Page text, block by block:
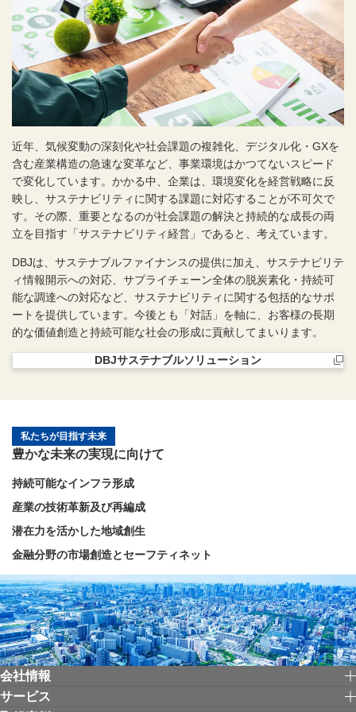
近年、気候変動の深刻化や社会課題の複雑化、デジタル化・GXを
含む産業構造の急速な変革など、事業環境はかつてないスピード
で変化しています。かかる中、企業は、環境変化を経営戦略に反
映し、サステナビリティに関する課題に対応することが不可欠で
す。その際、重要となるのが社会課題の解決と持続的な成長の両
立を目指す「サステナビリティ経営」であると、考えています。
DBJは、サステナブルファイナンスの提供に加え、サステナビリテ
ィ情報開示への対応、サプライチェーン全体の脱炭素化・持続可
能な調達への対応など、サステナビリティに関する包括的なサポ
ートを提供しています。今後とも「対話」を軸に、お客様の長期
的な価値創造と持続可能な社会の形成に貢献してまいります。
DBJサステナブルソリューション
新規ウィンドウを開きます
私たちが目指す未来
豊かな未来の実現に向けて
持続可能なインフラ形成
産業の技術革新及び再編成
潜在力を活かした地域創生
金融分野の市場創造とセーフティネット
会社情報
サービス